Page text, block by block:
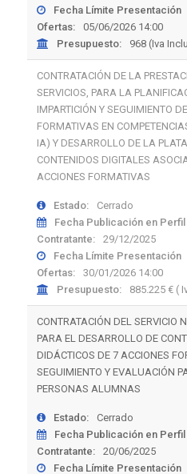
Fecha Límite Presentación
Ofertas:
05/06/2026 14:00
Presupuesto:
968 (Iva
CONTRATACIÓN DE LA
SERVICIOS, PARA LA
IMPARTICIÓN Y SEGUIMIENTO
FORMATIVAS EN
IA) Y DESARROLLO DE LA
CONTENIDOS DIGITALES
ACCIONES FORMATIVAS
Estado:
Cerrado
Fecha Publicación en Perfil
Contratante:
29/12/2025
Fecha Límite Presentación
Ofertas:
30/01/2026 14:00
Presupuesto:
885.225 € (
CONTRATACIÓN DEL SERVICIO
PARA EL DESARROLLO DE
DIDÁCTICOS DE 7 ACCIONES
SEGUIMIENTO Y EVALUACIÓN
PERSONAS ALUMNAS
Estado:
Cerrado
Fecha Publicación en Perfil
Contratante:
20/06/2025
Fecha Límite Presentación